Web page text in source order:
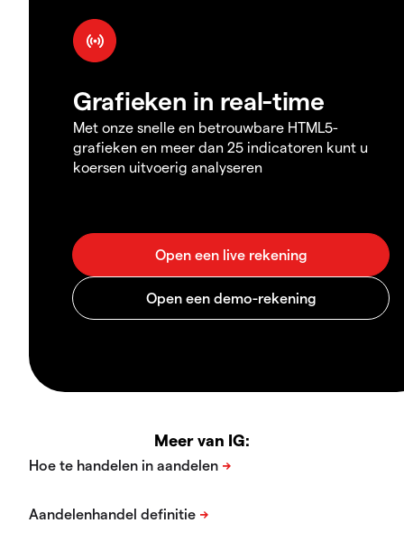
Grafieken in real-time
Met onze snelle en betrouwbare HTML5-
grafieken en meer dan 25 indicatoren kunt u
koersen uitvoerig analyseren
Meer van IG: